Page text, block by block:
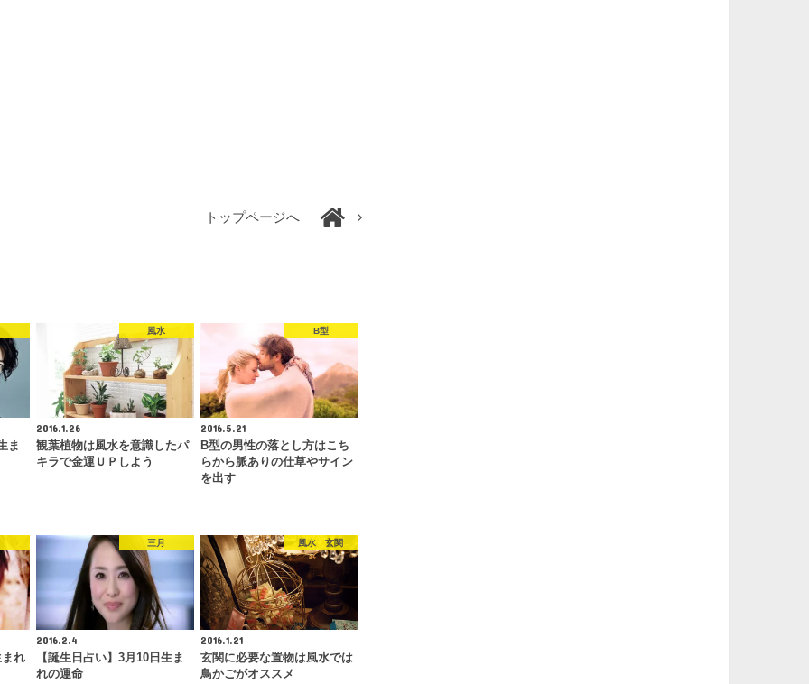
トップページへ
ま
風水
2016.1.26
観葉植物は風水を意識したパ
キラで金運ＵＰしよう
B型
2016.5.21
B型の男性の落とし方はこち
らから脈ありの仕草やサイン
を出す
れ
三月
2016.2.4
【誕生日占い】3月10日生ま
れの運命
風水 玄関
2016.1.21
玄関に必要な置物は風水では
鳥かごがオススメ